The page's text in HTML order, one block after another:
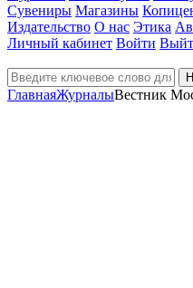
Сувениры Магазины
Издательство О нас Этика
Личный кабинет Войти
ГлавнаяЖурналыВестник